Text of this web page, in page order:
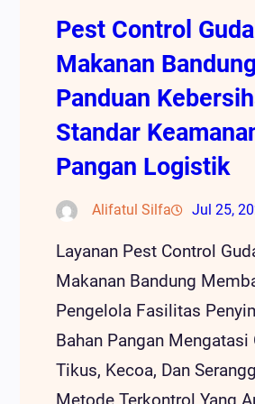
Pest Control
Makanan
Panduan
Standar
Pangan Logistik
Alifatul Silfa Jul 25,
Layanan Pest Control
Makanan Bandung
Pengelola Fasilitas
Bahan Pangan Mengatasi
Tikus, Kecoa, Dan